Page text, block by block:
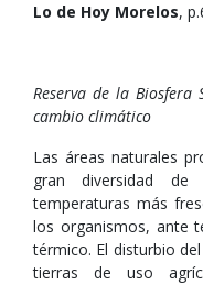
Lo de Hoy Morelos,
Reserva de la
cambio climático
Las áreas naturales
gran diversidad de
temperaturas más
los organismos, ante
térmico. El disturbio
tierras de uso